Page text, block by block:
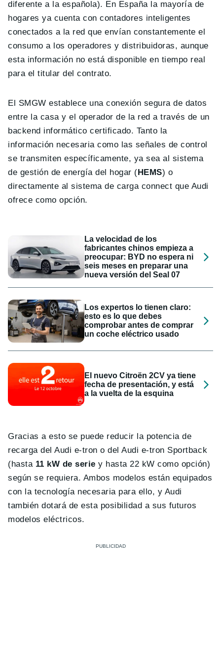
diferente a la española). En España la mayoría de
hogares ya cuenta con contadores inteligentes
conectados a la red que envían constantemente el
consumo a los operadores y distribuidoras, aunque
esta información no está disponible en tiempo real
para el titular del contrato.
El SMGW establece una conexión segura de datos
entre la casa y el operador de la red a través de un
backend informático certificado. Tanto la
información necesaria como las señales de control
se transmiten específicamente, ya sea al sistema
de gestión de energía del hogar (HEMS) o
directamente al sistema de carga connect que Audi
ofrece como opción.
La velocidad de los
fabricantes chinos empieza a
preocupar: BYD no espera ni
seis meses en preparar una
nueva versión del Seal 07
Los expertos lo tienen claro:
esto es lo que debes
comprobar antes de comprar
un coche eléctrico usado
El nuevo Citroën 2CV ya tiene
fecha de presentación, y está
a la vuelta de la esquina
Gracias a esto se puede reducir la potencia de
recarga del Audi e-tron o del Audi e-tron Sportback
(hasta 11 kW de seriey hasta 22 kW como opción)
según se requiera. Ambos modelos están equipados
con la tecnología necesaria para ello, y Audi
también dotará de esta posibilidad a sus futuros
modelos eléctricos.